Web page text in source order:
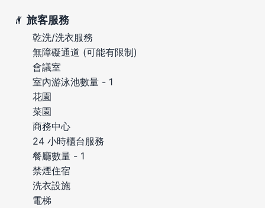
旅客服務
乾洗/洗衣服務
無障礙通道 (可能有限制)
會議室
室內游泳池數量 - 1
花園
菜園
商務中心
24 小時櫃台服務
餐廳數量 - 1
禁煙住宿
洗衣設施
電梯